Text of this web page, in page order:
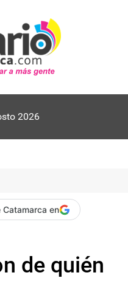
2026
Catamarca en
de quién